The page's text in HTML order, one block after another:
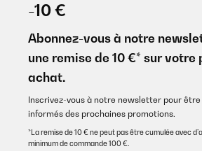
-10 €
Abonnez-vous à notre
une remise de 10 €* sur votre
achat.
Inscrivez-vous à notre newsletter pour
informés des prochaines promotions.
*La remise de 10 € ne peut pas être cumulée avec
minimum de commande 100 €.